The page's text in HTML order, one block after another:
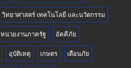
วิทยาศาสตร์ เทคโนโลยี และนวัตกรรม
หน่วยงานภาครัฐ อัคคีภัย
อุบัติเหตุ เกษตร เตือนภัย